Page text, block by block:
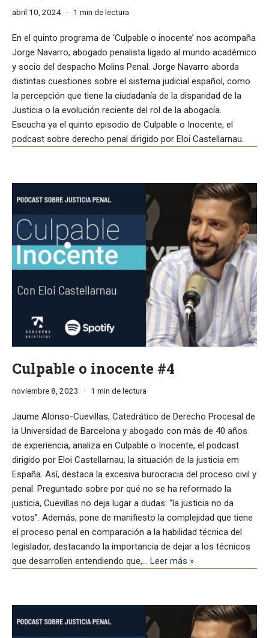
abril 10, 2024 1 min de lectura
En el quinto programa de ‘Culpable o inocente’ nos acompaña
Jorge Navarro, abogado penalista ligado al mundo académico
y socio del despacho Molins Penal. Jorge Navarro aborda
distintas cuestiones sobre el sistema judicial español, como
la percepción que tiene la ciudadanía de la disparidad de la
Justicia o la evolución reciente del rol de la abogacía.
Escucha ya el quinto episodio de Culpable o Inocente, el
podcast sobre derecho penal dirigido por Eloi Castellarnau.
Culpable o inocente #4
noviembre 8, 2023 1 min de lectura
Jaume Alonso-Cuevillas, Catedrático de Derecho Procesal de
la Universidad de Barcelona y abogado con más de 40 años
de experiencia, analiza en Culpable o Inocente, el podcast
dirigido por Eloi Castellarnau, la situación de la justicia em
España. Así, destaca la excesiva burocracia del proceso civil y
penal. Preguntado sobre por qué no se ha reformado la
justicia, Cuevillas no deja lugar a dudas: “la justicia no da
votos”. Además, pone de manifiesto la complejidad que tiene
el proceso penal en comparación a la habilidad técnica del
legislador, destacando la importancia de dejar a los técnicos
que desarrollen entendiendo que,… Leer más »